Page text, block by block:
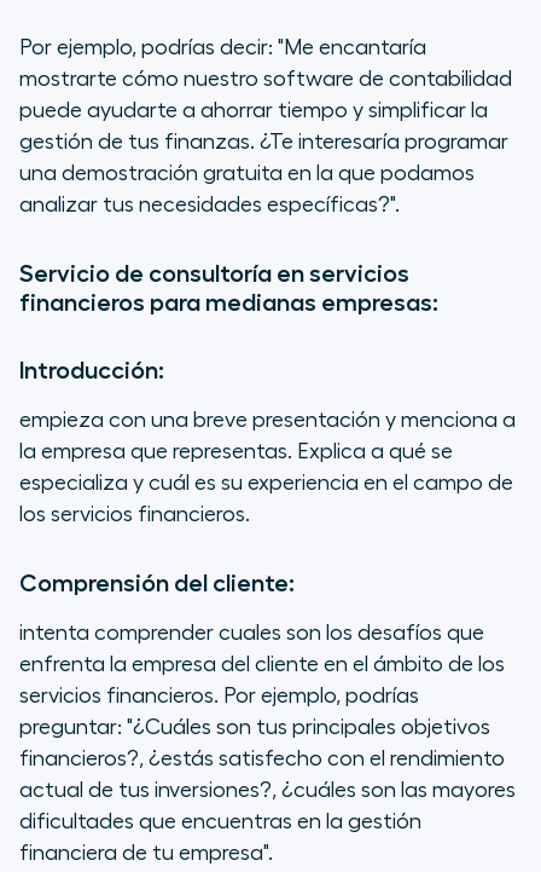
Por ejemplo, podrías decir: "Me encantaría
mostrarte cómo nuestro software de contabilidad
puede ayudarte a ahorrar tiempo y simplificar la
gestión de tus finanzas. ¿Te interesaría programar
una demostración gratuita en la que podamos
analizar tus necesidades específicas?".
Servicio de consultoría en servicios
financieros para medianas empresas:
Introducción:
empieza con una breve presentación y menciona a
la empresa que representas. Explica a qué se
especializa y cuál es su experiencia en el campo de
los servicios financieros.
Comprensión del cliente:
intenta comprender cuales son los desafíos que
enfrenta la empresa del cliente en el ámbito de los
servicios financieros. Por ejemplo, podrías
preguntar: "¿Cuáles son tus principales objetivos
financieros?, ¿estás satisfecho con el rendimiento
actual de tus inversiones?, ¿cuáles son las mayores
dificultades que encuentras en la gestión
financiera de tu empresa".